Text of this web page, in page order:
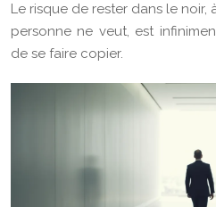
Le risque de rester dans le
personne ne veut, est
de se faire copier.